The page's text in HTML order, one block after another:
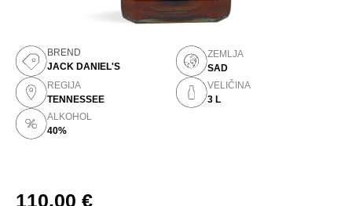
BREND
JACK DANIEL'S
ZEMLJA
SAD
REGIJA
TENNESSEE
VELIČINA
3 L
ALKOHOL
40%
110,00 €